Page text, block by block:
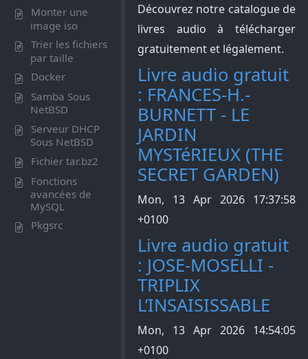
Monter une
image iso
Trier les fichiers
par taille
Docker
Samba Sous
NetBSD
Serveur DHCP
Sous NetBSD
Fichier tar.bz2
Fonctions
avancées de
MySQL
Pkgsrc
Découvrez notre catalogue de
livres audio à télécharger
gratuitement et légalement.
Livre audio gratuit
: FRANCES-H.-
BURNETT - LE
JARDIN
MYSTéRIEUX (THE
SECRET GARDEN)
Mon, 13 Apr 2026 17:37:58
+0100
Livre audio gratuit
: JOSE-MOSELLI -
TRIPLIX
L’INSAISISSABLE
Mon, 13 Apr 2026 14:54:05
+0100